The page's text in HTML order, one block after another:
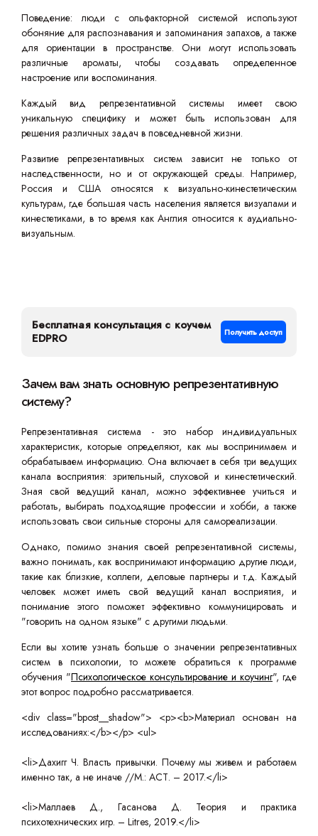
Поведение: люди с ольфакторной системой используют
обоняние для распознавания и запоминания запахов, а также
для ориентации в пространстве. Они могут использовать
различные ароматы, чтобы создавать определенное
настроение или воспоминания.
Каждый вид репрезентативной системы имеет свою
уникальную специфику и может быть использован для
решения различных задач в повседневной жизни.
Развитие репрезентативных систем зависит не только от
наследственности, но и от окружающей среды. Например,
Россия и США относятся к визуально-кинестетическим
культурам, где большая часть населения является визуалами и
кинестетиками, в то время как Англия относится к аудиально-
визуальным.
Бесплатная консультация с коучем
EDPRO
Получить доступ
Зачем вам знать основную репрезентативную
систему?
Репрезентативная система - это набор индивидуальных
характеристик, которые определяют, как мы воспринимаем и
обрабатываем информацию. Она включает в себя три ведущих
канала восприятия: зрительный, слуховой и кинестетический.
Зная свой ведущий канал, можно эффективнее учиться и
работать, выбирать подходящие профессии и хобби, а также
использовать свои сильные стороны для самореализации.
Однако, помимо знания своей репрезентативной системы,
важно понимать, как воспринимают информацию другие люди,
такие как близкие, коллеги, деловые партнеры и т.д. Каждый
человек может иметь свой ведущий канал восприятия, и
понимание этого поможет эффективно коммуницировать и
"говорить на одном языке" с другими людьми.
Если вы хотите узнать больше о значении репрезентативных
систем в психологии, то можете обратиться к программе
обучения "Психологическое консультирование и коучинг", где
этот вопрос подробно рассматривается.
<div class="bpost__shadow"> <p><b>Материал основан на
исследованиях:</b></p> <ul>
<li>Дахигг Ч. Власть привычки. Почему мы живем и работаем
именно так, а не иначе //М.: АСТ. – 2017.</li>
<li>Маллаев Д., Гасанова Д. Теория и практика
психотехнических игр. – Litres, 2019.</li>